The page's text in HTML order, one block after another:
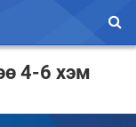
4-6 хэм